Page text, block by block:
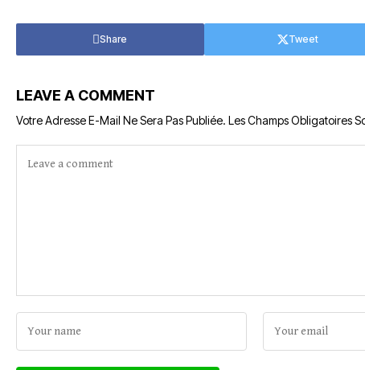
Share Tweet
LEAVE A COMMENT
Votre Adresse E-Mail Ne Sera Pas Publiée. Les Champs Obligatoires